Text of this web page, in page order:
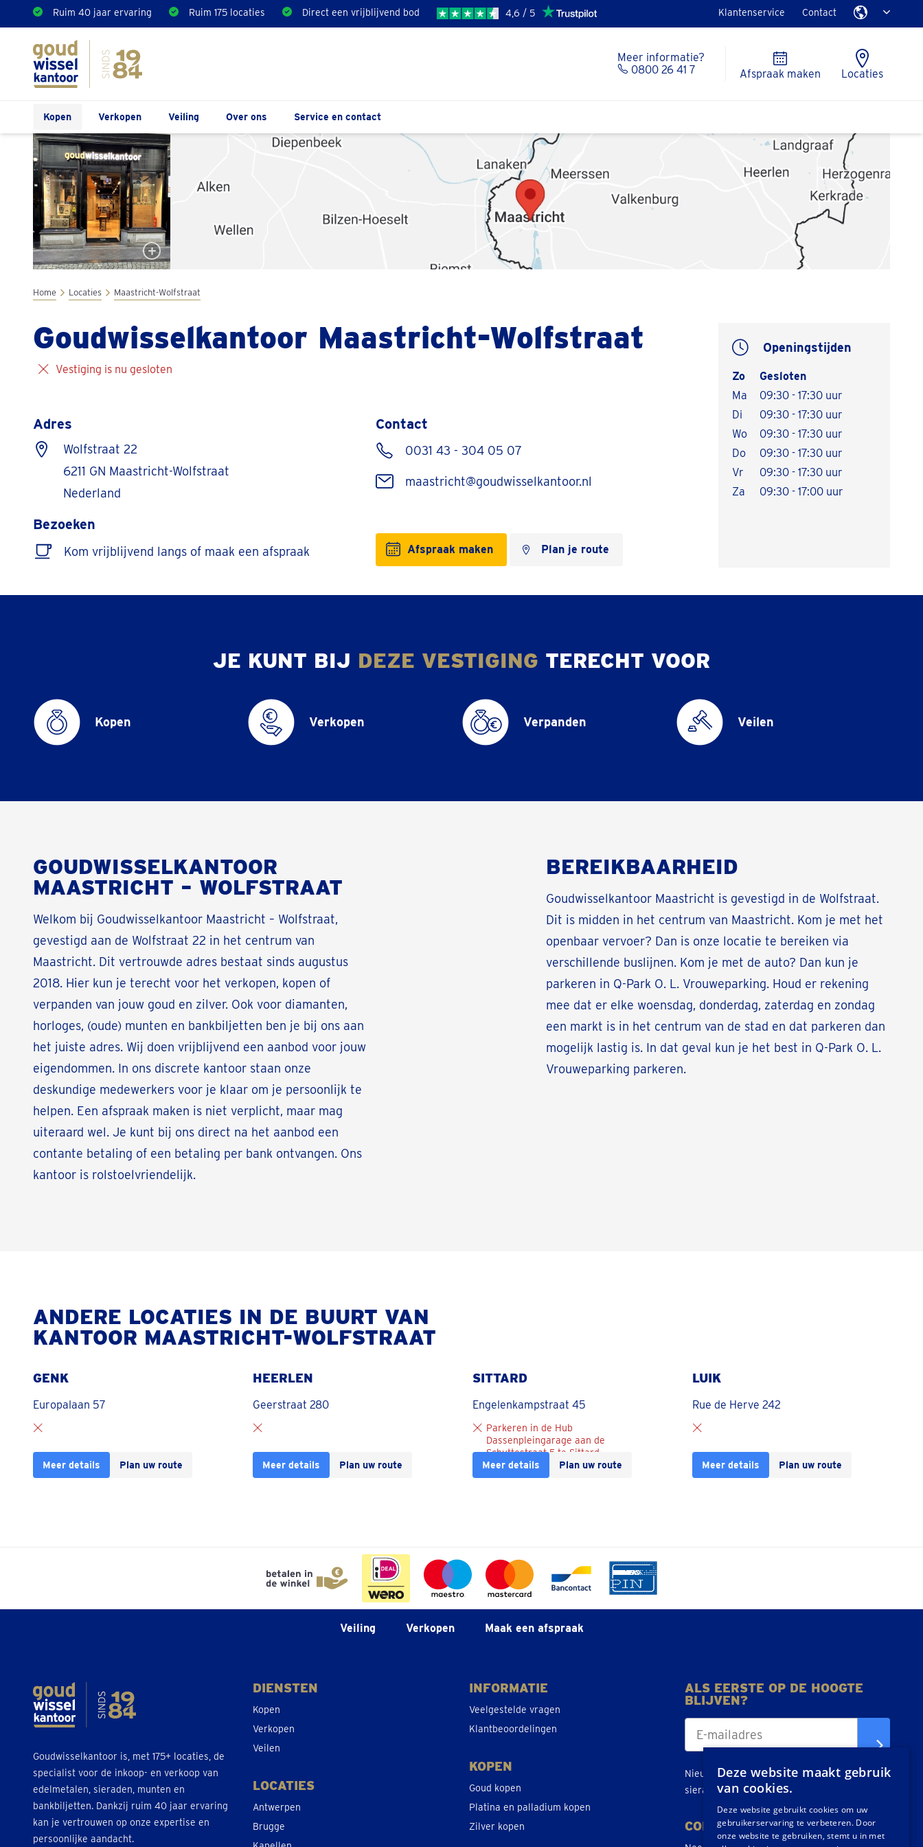
Ruim 40 jaar ervaring Ruim 175 locaties Direct een vrijblijvend bod 4,6 / 5 Klantenservice Contact
Meer informatie?
0800 26 41 7
Afspraak maken Locaties
Kopen Verkopen Veiling Over ons Service en contact
Home Locaties Maastricht-Wolfstraat
Goudwisselkantoor Maastricht-Wolfstraat
Vestiging is nu gesloten
Adres
Wolfstraat 22
6211 GN Maastricht-Wolfstraat
Nederland
Bezoeken
Kom vrijblijvend langs of maak een afspraak
Contact
0031 43 - 304 05 07
maastricht@goudwisselkantoor.nl
Afspraak maken Plan je route
Openingstijden
Zo
Gesloten
Ma
09:30 - 17:30 uur
Di
09:30 - 17:30 uur
Wo
09:30 - 17:30 uur
Do
09:30 - 17:30 uur
Vr
09:30 - 17:30 uur
Za
09:30 - 17:00 uur
JE KUNT BIJ DEZE VESTIGING TERECHT VOOR
Kopen Verkopen Verpanden Veilen
GOUDWISSELKANTOOR
MAASTRICHT – WOLFSTRAAT
Welkom bij Goudwisselkantoor Maastricht – Wolfstraat,
gevestigd aan de Wolfstraat 22 in het centrum van
Maastricht. Dit vertrouwde adres bestaat sinds augustus
2018. Hier kun je terecht voor het verkopen, kopen of
verpanden van jouw goud en zilver. Ook voor diamanten,
horloges, (oude) munten en bankbiljetten ben je bij ons aan
het juiste adres. Wij doen vrijblijvend een aanbod voor jouw
eigendommen. In ons discrete kantoor staan onze
deskundige medewerkers voor je klaar om je persoonlijk te
helpen. Een afspraak maken is niet verplicht, maar mag
uiteraard wel. Je kunt bij ons direct na het aanbod een
contante betaling of een betaling per bank ontvangen. Ons
kantoor is rolstoelvriendelijk.
BEREIKBAARHEID
Goudwisselkantoor Maastricht is gevestigd in de Wolfstraat.
Dit is midden in het centrum van Maastricht. Kom je met het
openbaar vervoer? Dan is onze locatie te bereiken via
verschillende buslijnen. Kom je met de auto? Dan kun je
parkeren in Q-Park O. L. Vrouweparking. Houd er rekening
mee dat er elke woensdag, donderdag, zaterdag en zondag
een markt is in het centrum van de stad en dat parkeren dan
mogelijk lastig is. In dat geval kun je het best in Q-Park O. L.
Vrouweparking parkeren.
ANDERE LOCATIES IN DE BUURT VAN
KANTOOR MAASTRICHT-WOLFSTRAAT
GENK
Europalaan 57
Meer details Plan uw route
HEERLEN
Geerstraat 280
Meer details Plan uw route
SITTARD
Engelenkampstraat 45
Parkeren in de Hub
Dassenpleingarage aan de
Schuttestraat 5 te Sittard
Meer details Plan uw route
LUIK
Rue de Herve 242
Meer details Plan uw route
Veiling Verkopen Maak een afspraak
Goudwisselkantoor is, met 175+ locaties, de
specialist voor de inkoop- en verkoop van
edelmetalen, sieraden, munten en
bankbiljetten. Dankzij ruim 40 jaar ervaring
kan je vertrouwen op onze expertise en
persoonlijke aandacht.
DIENSTEN
Kopen
Verkopen
Veilen
LOCATIES
Antwerpen
Brugge
INFORMATIE
Veelgestelde vragen
Klantbeoordelingen
KOPEN
Goud kopen
Platina en palladium kopen
Zilver kopen
ALS EERSTE OP DE HOOGTE
BLIJVEN?
Nieuws, tips en acties over goud, zilver en
sieraden direct in je inbox.
CONTACT
Deze website maakt gebruik
van cookies.
Deze website gebruikt cookies om uw
gebruikerservaring te verbeteren. Door
onze website te gebruiken, stemt u in met